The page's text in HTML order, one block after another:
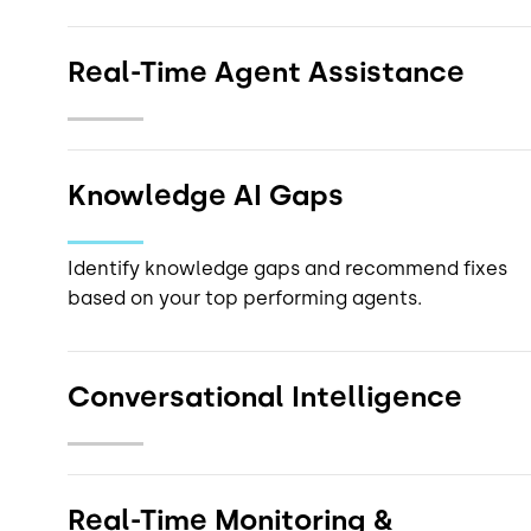
Real-Time Agent Assistance
Knowledge AI Gaps
Conversational Intelligence
Analyze up to 100% of interactions to get
Real-Time Monitoring &